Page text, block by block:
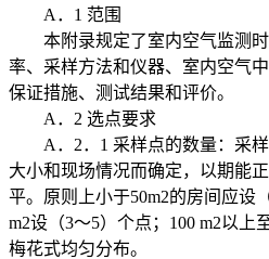
A．1 范围
本附录规定了室内空气监测时
率、采样方法和仪器、室内空气
保证措施、测试结果和评价。
A．2 选点要求
A．2．1 采样点的数量：采样
大小和现场情况而确定，以期能
平。原则上小于50m2的房间应设
m2设（3～5）个点；100 m2以上
梅花式均匀分布。